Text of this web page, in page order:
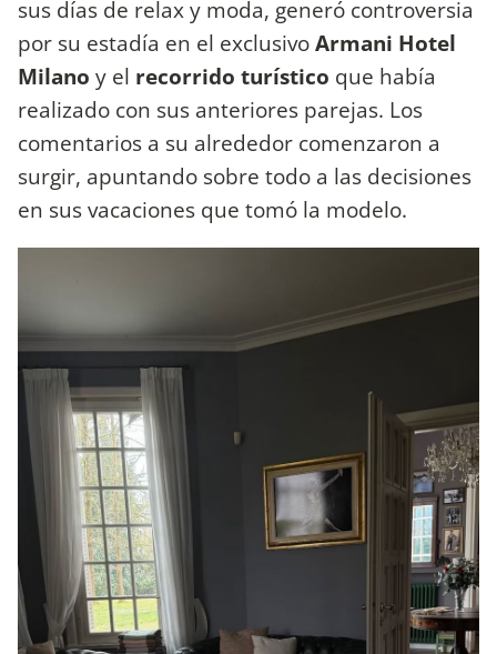
sus días de relax y moda, generó controversia
por su estadía en el exclusivoArmani Hotel
Milano y el recorrido turístico que había
realizado con sus anteriores parejas. Los
comentarios a su alrededor comenzaron a
surgir, apuntando sobre todo a las decisiones
en sus vacaciones que tomó la modelo.